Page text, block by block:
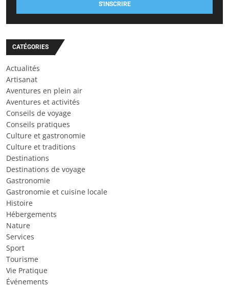
S'INSCRIRE
CATÉGORIES
Actualités
Artisanat
Aventures en plein air
Aventures et activités
Conseils de voyage
Conseils pratiques
Culture et gastronomie
Culture et traditions
Destinations
Destinations de voyage
Gastronomie
Gastronomie et cuisine locale
Histoire
Hébergements
Nature
Services
Sport
Tourisme
Vie Pratique
Événements